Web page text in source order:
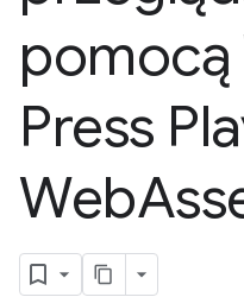
pomocą
Press
Web